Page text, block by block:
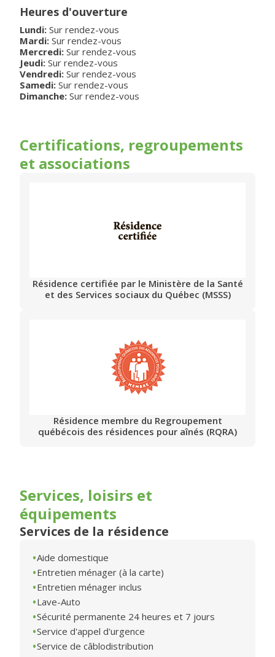
Heures d'ouverture
Lundi: Sur rendez-vous
Mardi: Sur rendez-vous
Mercredi: Sur rendez-vous
Jeudi: Sur rendez-vous
Vendredi: Sur rendez-vous
Samedi: Sur rendez-vous
Dimanche: Sur rendez-vous
Certifications, regroupements
et associations
Résidence certifiée par le Ministère de la Santé
et des Services sociaux du Québec (MSSS)
Résidence membre du Regroupement
québécois des résidences pour aînés (RQRA)
Services, loisirs et
équipements
Services de la résidence
Aide domestique
Entretien ménager (à la carte)
Entretien ménager inclus
Lave-Auto
Sécurité permanente 24 heures et 7 jours
Service d'appel d'urgence
Service de câblodistribution